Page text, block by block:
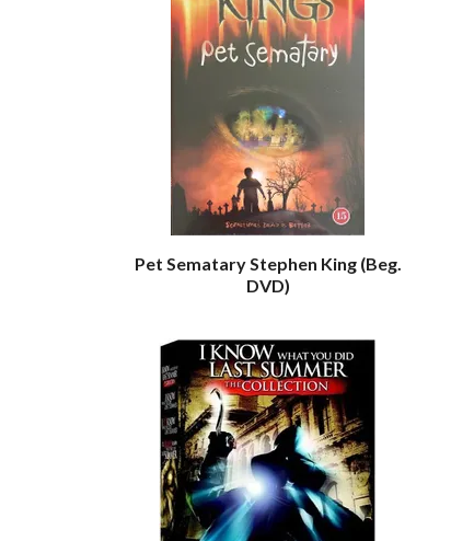
Pet Sematary Stephen King (Beg.
DVD)